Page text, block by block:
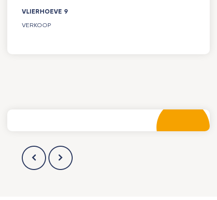
VLIERHOEVE 9
VERKOOP